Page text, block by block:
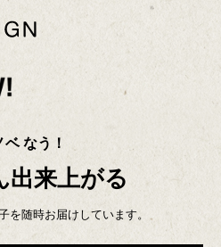
ベ なう！
出来上がる
を随時お届けしています。